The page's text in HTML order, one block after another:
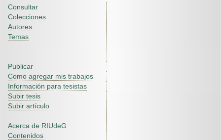
Consultar
Colecciones
Autores
Temas
Publicar
Como agregar mis trabajos
Información para tesistas
Subir tesis
Subir artículo
Acerca de RIUdeG
Contenidos